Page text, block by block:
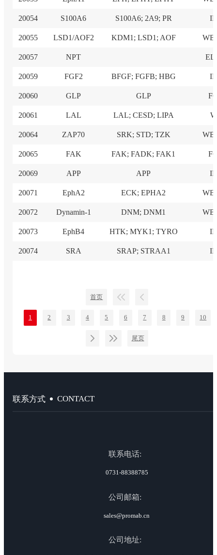
20054 S100A6 S100A6; 2A9; PR
20055 LSD1/AOF2 KDM1; LSD1; AOF
20057 NPT
20059 FGF2 BFGF; FGFB; HBG
20060 GLP GLP
20061 LAL LAL; CESD; LIPA
20064 ZAP70 SRK; STD; TZK
20065 FAK FAK; FADK; FAK1
20069 APP APP
20071 EphA2 ECK; EPHA2
20072 Dynamin-1 DNM; DNM1
20073 EphB4 HTK; MYK1; TYRO
20074 SRA SRAP; STRAA1
首页
1 2 3 4 5 6 7 8 9 10
尾页
联系方式 CONTACT
联系电话:
0731-88388785
公司邮箱:
sales@promab.cn
公司地址: